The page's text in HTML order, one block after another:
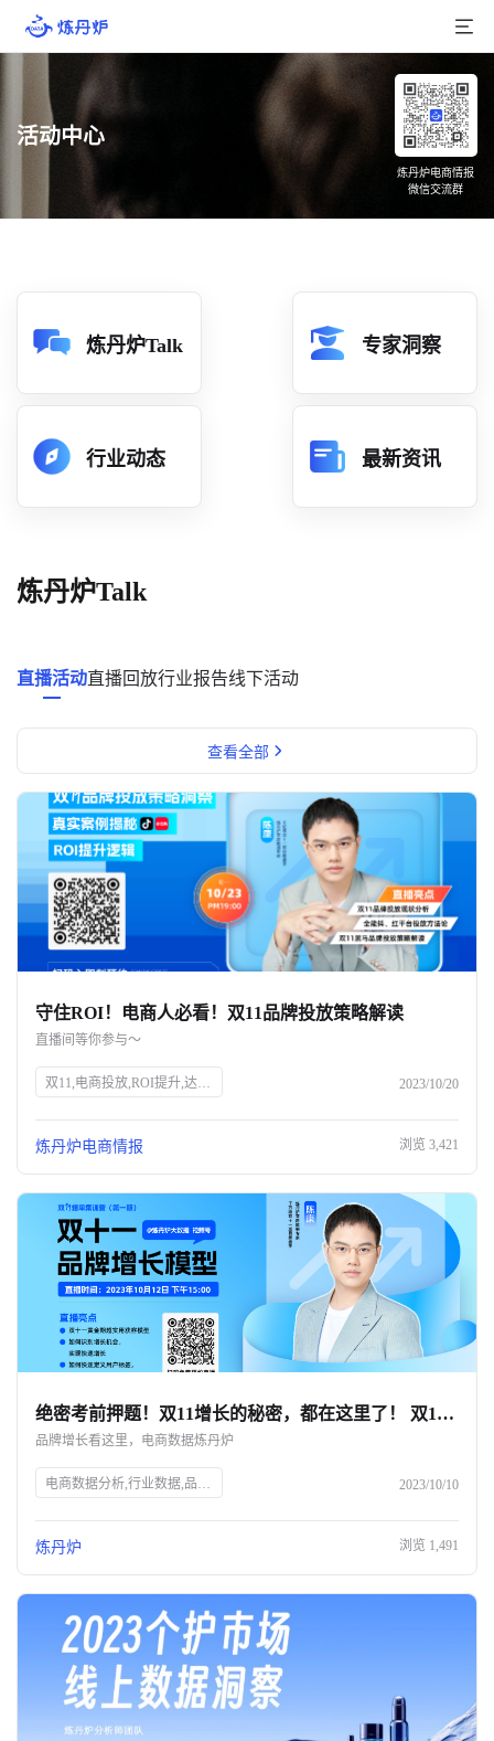
产品介绍
品牌数据
店铺数据
分析
数据中心
消费者说
解决方案
金融市场解决方案
电商解决方案
资源中心
新闻中心
活动中心
关于我们
公司介绍
商机推荐
行业报告
活动中心
炼丹炉电商情报
微信交流群
炼丹炉Talk 专家洞察
行业动态 最新资讯
炼丹炉Talk
直播活动直播回放行业报告线下活动
查看全部
守住ROI！电商人必看！双11品牌投放策略解读
直播间等你参与～
双11,电商投放,ROI提升,达人筛选,预算控制,品牌策略,抖、红平台,炼丹炉大数据,知衣科技,AI科技 2023/10/20
炼丹炉电商情报 浏览 3,421
绝密考前押题！双11增长的秘密，都在这里了！ 双11只能眼睁睁看着别人爆单？💔
品牌增长看这里，电商数据炼丹炉
电商数据分析,行业数据,品牌数据,店铺数据,商品数据,炼丹炉,全域数据覆盖,市场规模,行业发展趋势 2023/10/10
炼丹炉 浏览 1,491